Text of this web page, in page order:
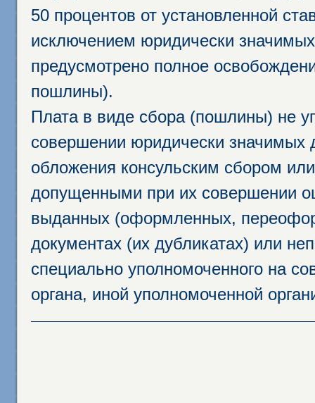
50 процентов от установленной
исключением юридически
предусмотрено полное
пошлины).
Плата в виде сбора (пошлины) не
совершении юридически
обложения консульским сбором
допущенными при их совершении
выданных (оформленных,
документах (их дубликатах) или
специально уполномоченного на
органа, иной уполномоченной